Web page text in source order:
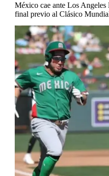
México cae ante Los Angeles
final previo al Clásico